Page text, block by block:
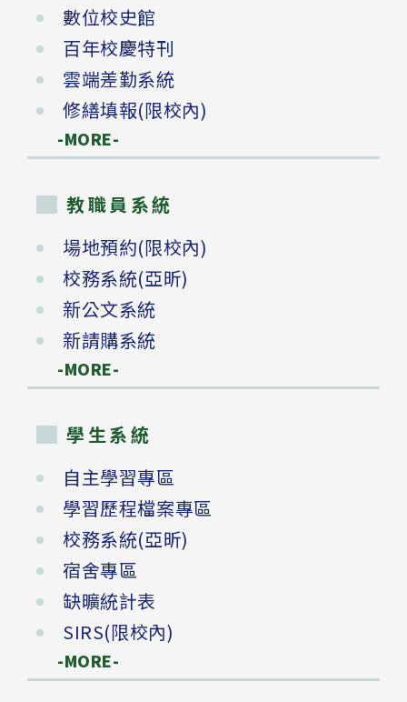
數位校史館
百年校慶特刊
雲端差勤系統
修繕填報(限校內)
-MORE-
教職員系統
場地預約(限校內)
校務系統(亞昕)
新公文系統
新請購系統
-MORE-
學生系統
自主學習專區
學習歷程檔案專區
校務系統(亞昕)
宿舍專區
缺曠統計表
SIRS(限校內)
-MORE-